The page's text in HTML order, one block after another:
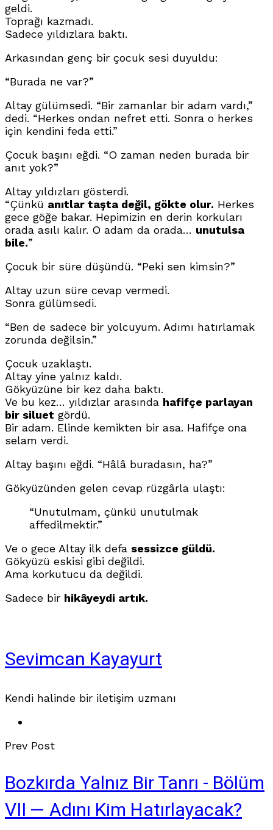
geldi.
Toprağı kazmadı.
Sadece yıldızlara baktı.
Arkasından genç bir çocuk sesi duyuldu:
“Burada ne var?”
Altay gülümsedi. “Bir zamanlar bir adam vardı,”
dedi. “Herkes ondan nefret etti. Sonra o herkes
için kendini feda etti.”
Çocuk başını eğdi. “O zaman neden burada bir
anıt yok?”
Altay yıldızları gösterdi.
“Çünkü anıtlar taşta değil, gökte olur. Herkes
gece göğe bakar. Hepimizin en derin korkuları
orada asılı kalır. O adam da orada… unutulsa
bile.”
Çocuk bir süre düşündü. “Peki sen kimsin?”
Altay uzun süre cevap vermedi.
Sonra gülümsedi.
“Ben de sadece bir yolcuyum. Adımı hatırlamak
zorunda değilsin.”
Çocuk uzaklaştı.
Altay yine yalnız kaldı.
Gökyüzüne bir kez daha baktı.
Ve bu kez… yıldızlar arasında hafifçe parlayan
bir siluet gördü.
Bir adam. Elinde kemikten bir asa. Hafifçe ona
selam verdi.
Altay başını eğdi. “Hâlâ buradasın, ha?”
Gökyüzünden gelen cevap rüzgârla ulaştı:
“Unutulmam, çünkü unutulmak
affedilmektir.”
Ve o gece Altay ilk defa sessizce güldü.
Gökyüzü eskisi gibi değildi.
Ama korkutucu da değildi.
Sadece bir hikâyeydi artık.
Sevimcan Kayayurt
Kendi halinde bir iletişim uzmanı
Prev Post
Bozkırda Yalnız Bir Tanrı - Bölüm
VII — Adını Kim Hatırlayacak?